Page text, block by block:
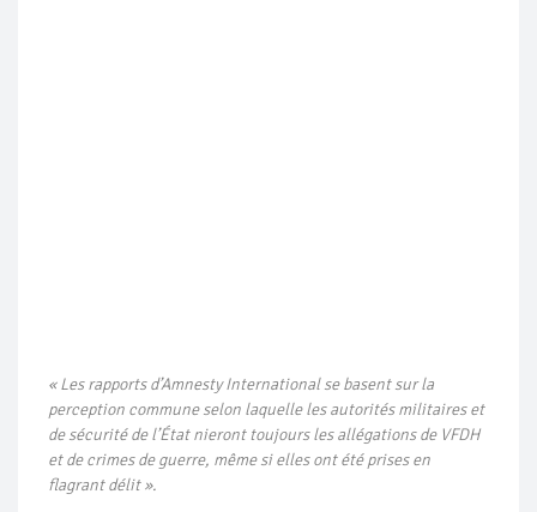
« Les rapports d’Amnesty International se basent sur la
perception commune selon laquelle les autorités militaires et
de sécurité de l’État nieront toujours les allégations de VFDH
et de crimes de guerre, même si elles ont été prises en
flagrant délit ».